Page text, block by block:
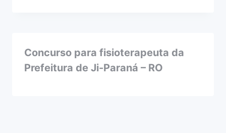
Concurso para fisioterapeuta da
Prefeitura de Ji-Paraná – RO